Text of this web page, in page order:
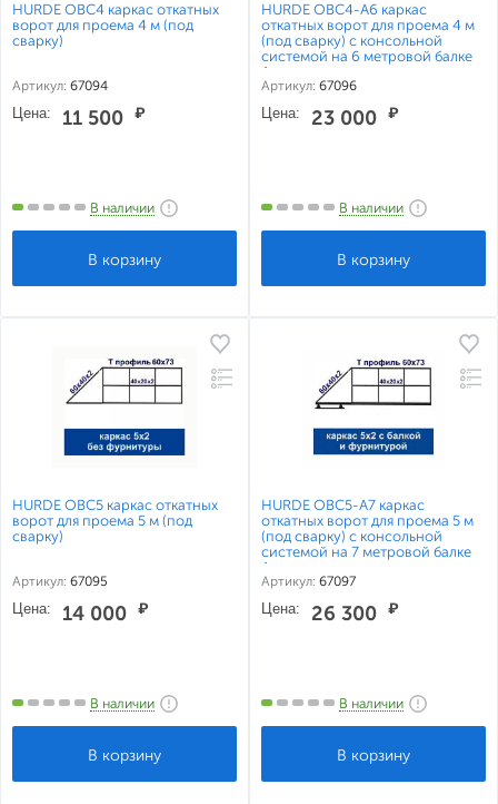
HURDE ОВС4 каркас откатных
ворот для проема 4 м (под
сварку)
Артикул: 67094
Цена: 11 500 ₽
В наличии
HURDE ОВС4-А6 каркас
откатных ворот для проема 4 м
(под сварку) с консольной
системой на 6 метровой балке
Алютех
Артикул: 67096
Цена: 23 000 ₽
В наличии
HURDE ОВС5 каркас откатных
ворот для проема 5 м (под
сварку)
Артикул: 67095
Цена: 14 000 ₽
В наличии
HURDE ОВС5-А7 каркас
откатных ворот для проема 5 м
(под сварку) с консольной
системой на 7 метровой балке
Алютех
Артикул: 67097
Цена: 26 300 ₽
В наличии